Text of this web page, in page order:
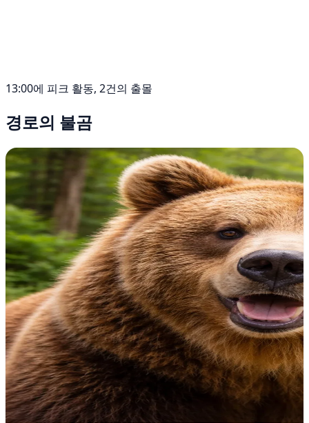
13:00에 피크 활동, 2건의 출몰
경로의 불곰